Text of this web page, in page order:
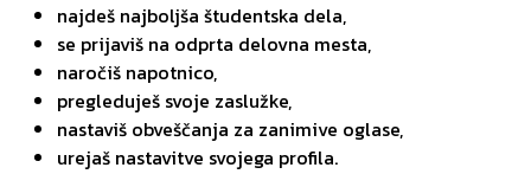
najdeš najboljša študentska dela,
se prijaviš na odprta delovna mesta,
naročiš napotnico,
pregleduješ svoje zaslužke,
nastaviš obveščanja za zanimive oglase,
urejaš nastavitve svojega profila.